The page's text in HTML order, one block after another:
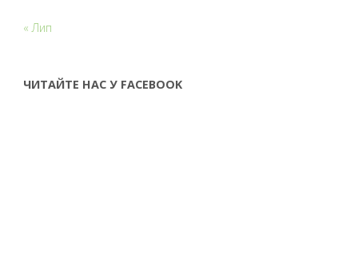
« Лип
ЧИТАЙТЕ НАС У FACEBOOK